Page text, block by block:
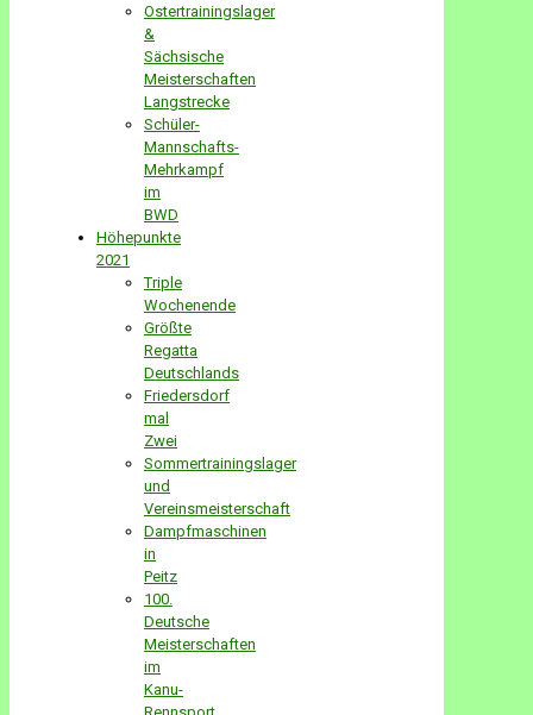
Ostertrainingslager
&
Sächsische
Meisterschaften
Langstrecke
Schüler-
Mannschafts-
Mehrkampf
im
BWD
Höhepunkte
2021
Triple
Wochenende
Größte
Regatta
Deutschlands
Friedersdorf
mal
Zwei
Sommertrainingslager
und
Vereinsmeisterschaft
Dampfmaschinen
in
Peitz
100.
Deutsche
Meisterschaften
im
Kanu-